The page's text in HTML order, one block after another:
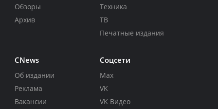
Обзоры
Архив
Техника
ТВ
Печатные издания
CNews
Об издании
Реклама
Вакансии
Соцсети
Max
VK
VK Видео